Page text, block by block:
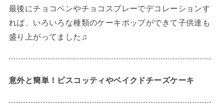
最後にチョコペンやチョコスプレーでデコレーションす
れば、いろいろな種類のケーキポップができて子供達も
盛り上がってました♫
意外と簡単！ビスコッティやベイクドチーズケーキ